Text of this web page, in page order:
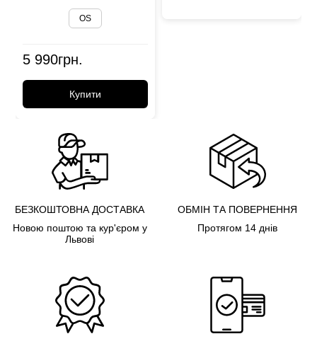
OS
5 990грн.
Купити
БЕЗКОШТОВНА ДОСТАВКА
Новою поштою та кур'єром у
Львові
ОБМІН ТА ПОВЕРНЕННЯ
Протягом 14 днів